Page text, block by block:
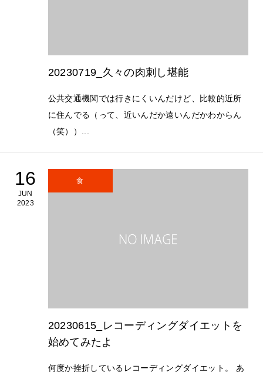
20230719_久々の肉刺し堪能
公共交通機関では行きにくいんだけど、比較的近所
に住んでる（って、近いんだか遠いんだかわからん
（笑））...
16
JUN
2023
食
20230615_レコーディングダイエットを
始めてみたよ
何度か挫折しているレコーディングダイエット。 あ